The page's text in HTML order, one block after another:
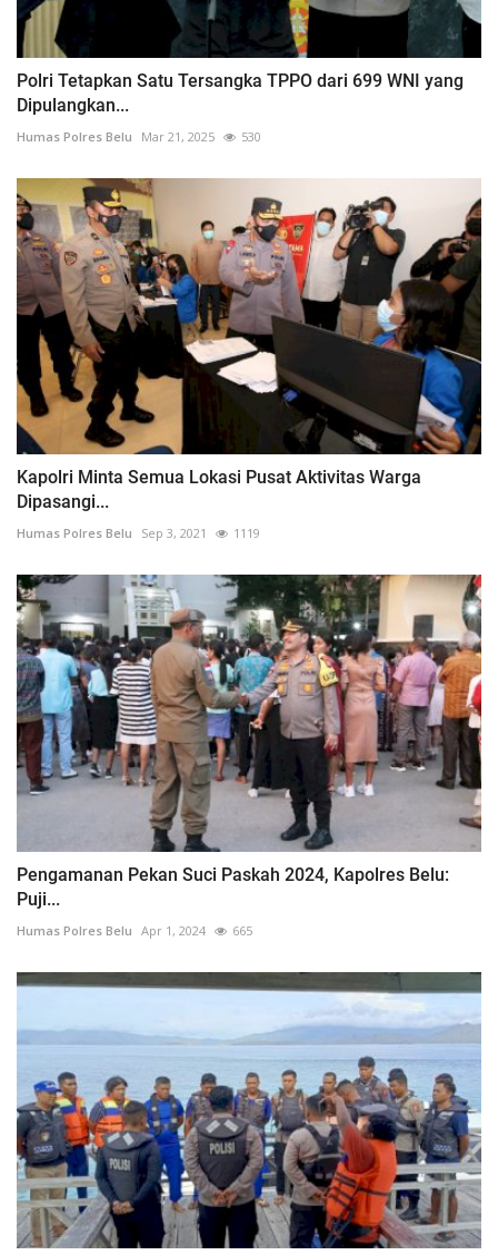
Polri Tetapkan Satu Tersangka TPPO dari 699 WNI yang
Dipulangkan...
Humas Polres Belu Mar 21, 2025 530
Kapolri Minta Semua Lokasi Pusat Aktivitas Warga
Dipasangi...
Humas Polres Belu Sep 3, 2021 1119
Pengamanan Pekan Suci Paskah 2024, Kapolres Belu:
Puji...
Humas Polres Belu Apr 1, 2024 665